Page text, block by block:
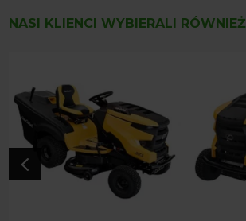
NASI KLIENCI WYBIERALI RÓWNIEŻ
4